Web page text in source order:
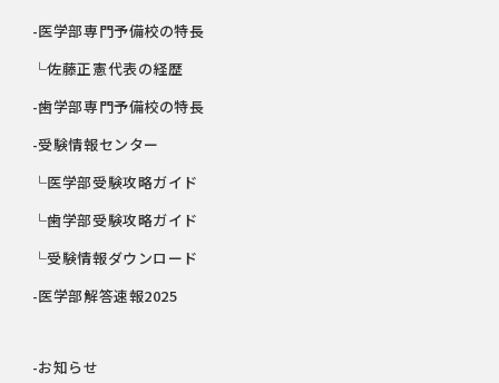
-医学部専門予備校の特長
└佐藤正憲代表の経歴
-歯学部専門予備校の特長
-受験情報センター
└医学部受験攻略ガイド
└歯学部受験攻略ガイド
└受験情報ダウンロード
-医学部解答速報2025
-お知らせ